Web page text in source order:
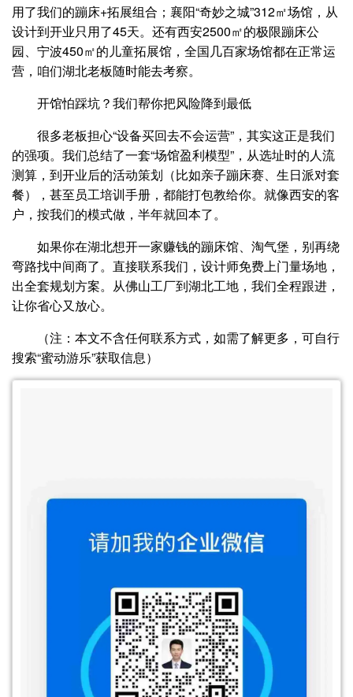
用了我们的蹦床+拓展组合；襄阳“奇妙之城”312㎡场馆，从
设计到开业只用了45天。还有西安2500㎡的极限蹦床公
园、宁波450㎡的儿童拓展馆，全国几百家场馆都在正常运
营，咱们湖北老板随时能去考察。
开馆怕踩坑？我们帮你把风险降到最低
很多老板担心“设备买回去不会运营”，其实这正是我们
的强项。我们总结了一套“场馆盈利模型”，从选址时的人流
测算，到开业后的活动策划（比如亲子蹦床赛、生日派对套
餐），甚至员工培训手册，都能打包教给你。就像西安的客
户，按我们的模式做，半年就回本了。
如果你在湖北想开一家赚钱的蹦床馆、淘气堡，别再绕
弯路找中间商了。直接联系我们，设计师免费上门量场地，
出全套规划方案。从佛山工厂到湖北工地，我们全程跟进，
让你省心又放心。
（注：本文不含任何联系方式，如需了解更多，可自行
搜索“蜜动游乐”获取信息）